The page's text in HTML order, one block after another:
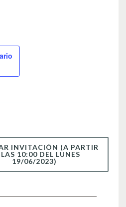
INVITACIÓN (A PARTIR
10:00 DEL LUNES
19/06/2023)